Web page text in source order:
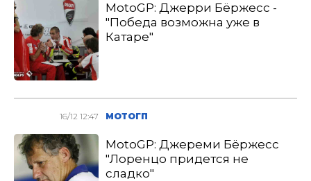
MotoGP: Джерри Бёржесс -
"Победа возможна уже в
Катаре"
16/12 12:47 МОТОГП
MotoGP: Джереми Бёржесс
"Лоренцо придется не
сладко"